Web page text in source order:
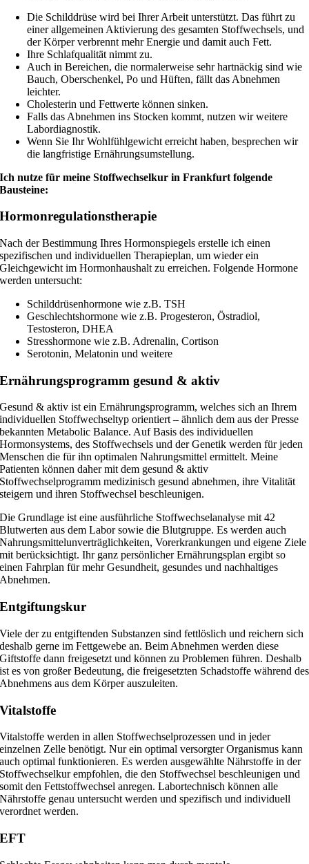
Die Schilddrüse wird bei Ihrer Arbeit unterstützt. Das führt zu
einer allgemeinen Aktivierung des gesamten Stoffwechsels, und
der Körper verbrennt mehr Energie und damit auch Fett.
Ihre Schlafqualität nimmt zu.
Auch in Bereichen, die normalerweise sehr hartnäckig sind wie
Bauch, Oberschenkel, Po und Hüften, fällt das Abnehmen
leichter.
Cholesterin und Fettwerte können sinken.
Falls das Abnehmen ins Stocken kommt, nutzen wir weitere
Labordiagnostik.
Wenn Sie Ihr Wohlfühlgewicht erreicht haben, besprechen wir
die langfristige Ernährungsumstellung.
Ich nutze für meine Stoffwechselkur in Frankfurt folgende
Bausteine:
Hormon­regula­tions­therapie
Nach der Bestimmung Ihres Hormonspiegels erstelle ich einen
spezifischen und individuellen Therapieplan, um wieder ein
Gleichgewicht im Hormonhaushalt zu erreichen. Folgende Hormone
werden untersucht:
Schilddrüsenhormone wie z.B. TSH
Geschlechtshormone wie z.B. Progesteron, Östradiol,
Testosteron, DHEA
Stresshormone wie z.B. Adrenalin, Cortison
Serotonin, Melatonin und weitere
Ernährungsprogramm gesund & aktiv
Gesund & aktiv ist ein Ernährungsprogramm, welches sich an Ihrem
individuellen Stoffwechseltyp orientiert – ähnlich dem aus der Presse
bekannten Metabolic Balance. Auf Basis des individuellen
Hormonsystems, des Stoffwechsels und der Genetik werden für jeden
Menschen die für ihn optimalen Nahrungsmittel ermittelt. Meine
Patienten können daher mit dem gesund & aktiv
Stoffwechselprogramm medizinisch gesund abnehmen, ihre Vitalität
steigern und ihren Stoffwechsel beschleunigen.
Die Grundlage ist eine ausführliche Stoffwechselanalyse mit 42
Blutwerten aus dem Labor sowie die Blutgruppe. Es werden auch
Nahrungsmittelunverträglichkeiten, Vorerkrankungen und eigene Ziele
mit berücksichtigt. Ihr ganz persönlicher Ernährungsplan ergibt so
einen Fahrplan für mehr Gesundheit, gesundes und nachhaltiges
Abnehmen.
Entgiftungskur
Viele der zu entgiftenden Substanzen sind fettlöslich und reichern sich
deshalb gerne im Fettgewebe an. Beim Abnehmen werden diese
Giftstoffe dann freigesetzt und können zu Problemen führen. Deshalb
ist es von großer Bedeutung, die freigesetzten Schadstoffe während des
Abnehmens aus dem Körper auszuleiten.
Vitalstoffe
Vitalstoffe werden in allen Stoffwechselprozessen und in jeder
einzelnen Zelle benötigt. Nur ein optimal versorgter Organismus kann
auch optimal funktionieren. Es werden ausgewählte Nährstoffe in der
Stoffwechselkur empfohlen, die den Stoffwechsel beschleunigen und
somit den Fettstoffwechsel anregen. Labortechnisch können alle
Nährstoffe genau untersucht werden und spezifisch und individuell
verordnet werden.
EFT